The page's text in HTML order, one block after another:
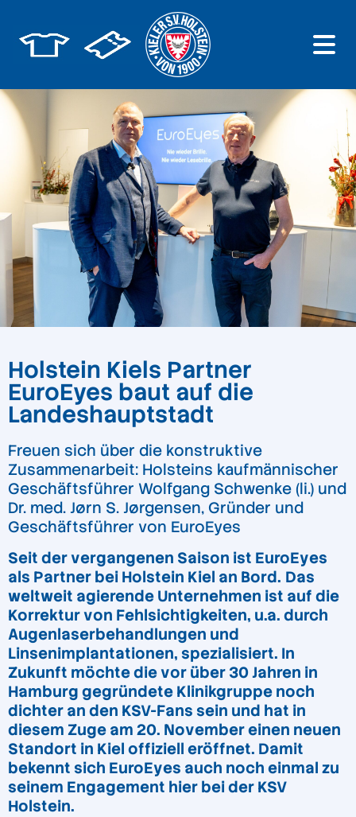
Holstein Kiels Partner
EuroEyes baut auf die
Landeshauptstadt
Freuen sich über die konstruktive
Zusammenarbeit: Holsteins kaufmännischer
Geschäftsführer Wolfgang Schwenke (li.) und
Dr. med. Jørn S. Jørgensen, Gründer und
Geschäftsführer von EuroEyes
Seit der vergangenen Saison ist EuroEyes
als Partner bei Holstein Kiel an Bord. Das
weltweit agierende Unternehmen ist auf die
Korrektur von Fehlsichtigkeiten, u.a. durch
Augenlaserbehandlungen und
Linsenimplantationen, spezialisiert. In
Zukunft möchte die vor über 30 Jahren in
Hamburg gegründete Klinikgruppe noch
dichter an den KSV-Fans sein und hat in
diesem Zuge am 20. November einen neuen
Standort in Kiel offiziell eröffnet. Damit
bekennt sich EuroEyes auch noch einmal zu
seinem Engagement hier bei der KSV
Holstein.